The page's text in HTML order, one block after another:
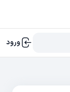
ورود